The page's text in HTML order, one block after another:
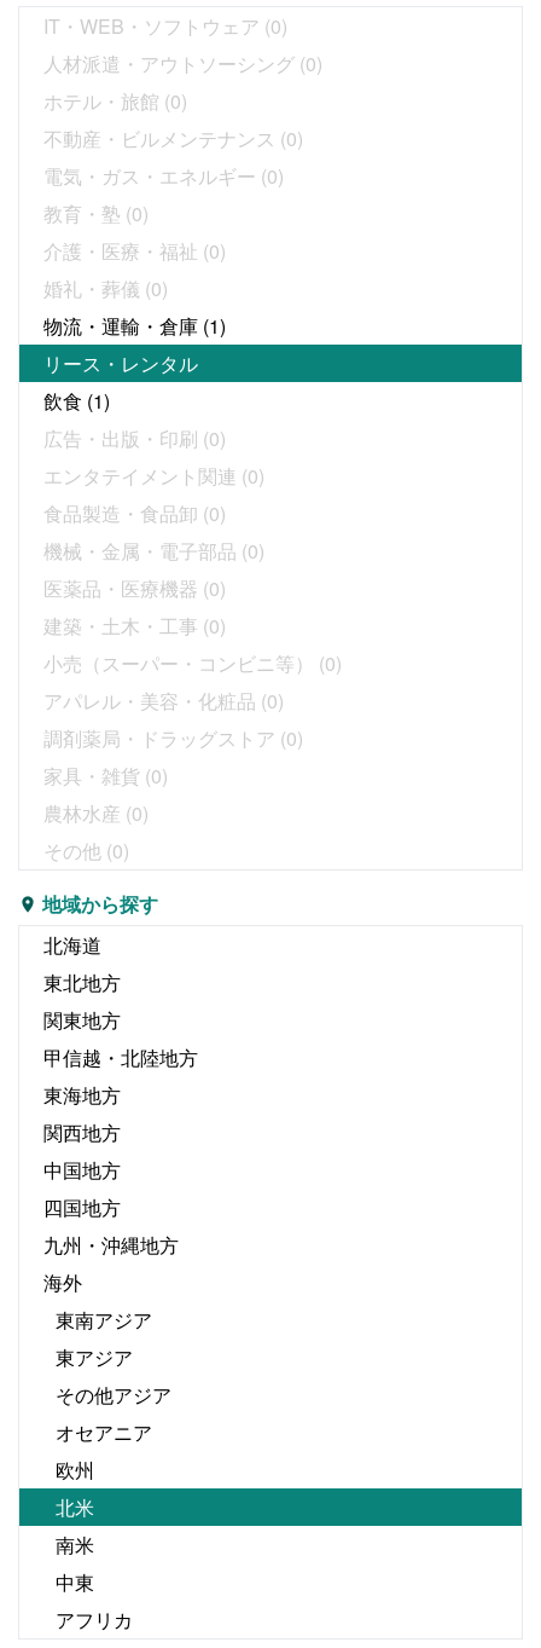
IT・WEB・ソフトウェア (0)
人材派遣・アウトソーシング (0)
ホテル・旅館 (0)
不動産・ビルメンテナンス (0)
電気・ガス・エネルギー (0)
教育・塾 (0)
介護・医療・福祉 (0)
婚礼・葬儀 (0)
物流・運輸・倉庫 (1)
リース・レンタル
飲食 (1)
広告・出版・印刷 (0)
エンタテイメント関連 (0)
食品製造・食品卸 (0)
機械・金属・電子部品 (0)
医薬品・医療機器 (0)
建築・土木・工事 (0)
小売（スーパー・コンビニ等）
(0)
アパレル・美容・化粧品 (0)
調剤薬局・ドラッグストア (0)
家具・雑貨 (0)
農林水産 (0)
その他 (0)
地域から探す
北海道
東北地方
関東地方
甲信越・北陸地方
東海地方
関西地方
中国地方
四国地方
九州・沖縄地方
海外
東南アジア
東アジア
その他アジア
オセアニア
欧州
北米
南米
中東
アフリカ